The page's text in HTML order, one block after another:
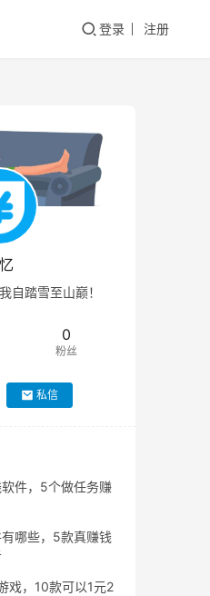
登录 注册
自踏雪至山巅！
0
粉丝
私信
件，5个做任务赚
哪些，5款真赚钱
，10款可以1元2